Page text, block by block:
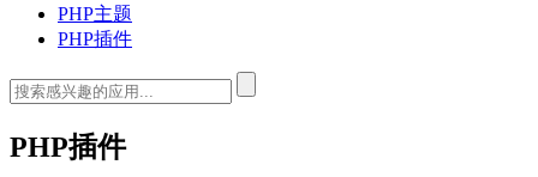
PHP主题
PHP插件
PHP插件